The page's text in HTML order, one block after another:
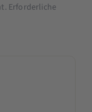
Erforderliche